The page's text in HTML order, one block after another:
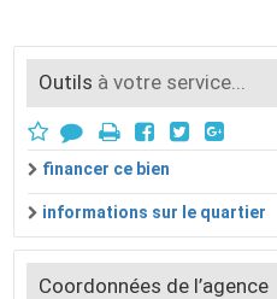
Outils à votre service...
financer ce bien
informations sur le quartier
Coordonnées de l’agence